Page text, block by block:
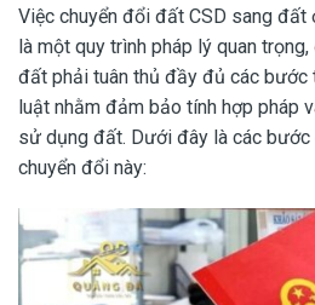
Việc chuyển đổi đất CSD sang đất
là một quy trình pháp lý quan
đất phải tuân thủ đầy đủ các bước
luật nhằm đảm bảo tính hợp pháp
sử dụng đất. Dưới đây là các
chuyển đổi này: